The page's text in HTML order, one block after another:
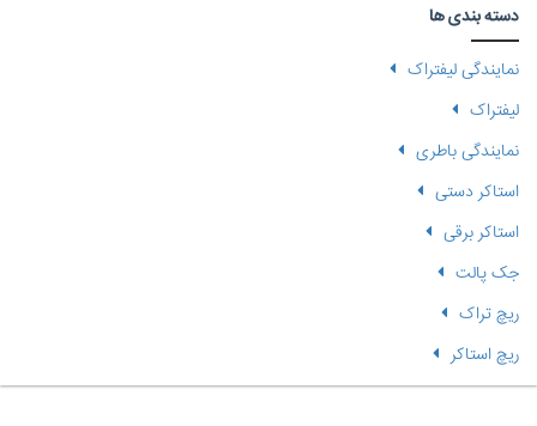
دسته بندی ها
نمایندگی لیفتراک
لیفتراک
نمایندگی باطری
استاکر دستی
استاکر برقی
جک پالت
ریچ تراک
ریچ استاکر